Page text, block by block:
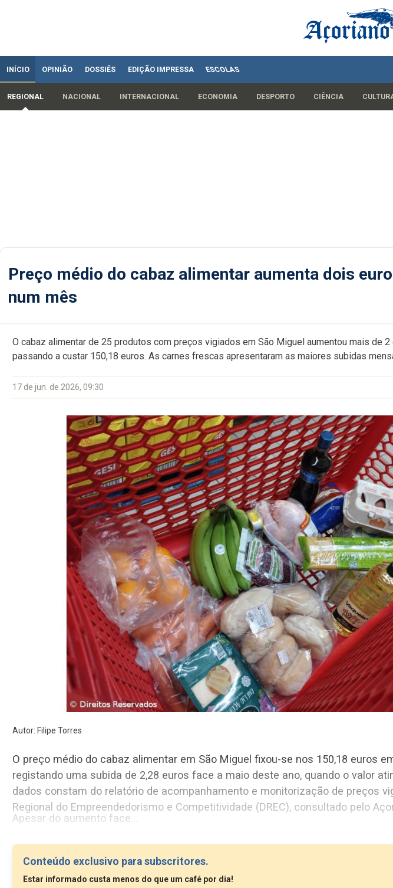
INÍCIO OPINIÃO DOSSIÊS EDIÇÃO IMPRESSA ESCOLAS
REGIONAL NACIONAL INTERNACIONAL ECONOMIA DESPORTO CIÊNCIA
Preço médio do cabaz alimentar aumenta dois
num mês
O cabaz alimentar de 25 produtos com preços vigiados em São Miguel aumentou mais de
passando a custar 150,18 euros. As carnes frescas apresentaram as maiores subidas
17 de jun. de 2026, 09:30
Autor: Filipe Torres
O preço médio do cabaz alimentar em São Miguel fixou-se nos 150,18 euros
registando uma subida de 2,28 euros face a maio deste ano, quando o valor
dados constam do relatório de acompanhamento e monitorização de preços
Regional do Empreendedorismo e Competitividade (DREC), consultado pelo
Apesar do aumento face...
Conteúdo exclusivo para subscritores.
Estar informado custa menos do que um café por dia!